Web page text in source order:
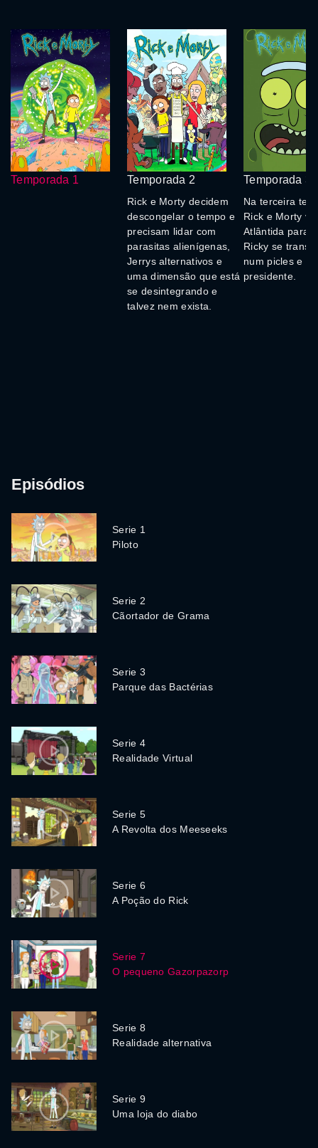
Temporada 1 Temporada 2
Rick e Morty decidem
descongelar o tempo e
precisam lidar com
parasitas alienígenas,
Jerrys alternativos e
uma dimensão que está
se desintegrando e
talvez nem exista.
Temporada 3
Na terceira
Rick e Morty
Atlântida para
Ricky se
num picles e
presidente.
Episódios
Serie 1
Piloto
Serie 2
Cãortador de Grama
Serie 3
Parque das Bactérias
Serie 4
Realidade Virtual
Serie 5
A Revolta dos Meeseeks
Serie 6
A Poção do Rick
Serie 7
O pequeno Gazorpazorp
Serie 8
Realidade alternativa
Serie 9
Uma loja do diabo